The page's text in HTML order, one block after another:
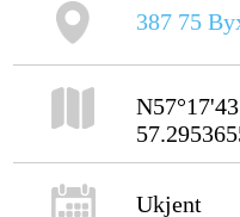
387 75
Ukjent